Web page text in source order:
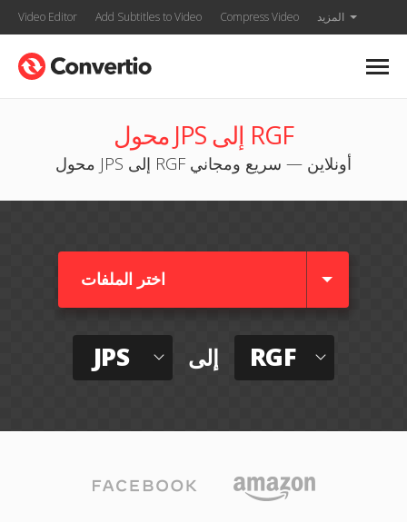
Video Editor Add Subtitles to Video Compress Video المزيد
محول JPS إلى RGF
محول JPS إلى RGF أونلاين — سريع ومجاني
اختر الملفات
JPS إلى RGF